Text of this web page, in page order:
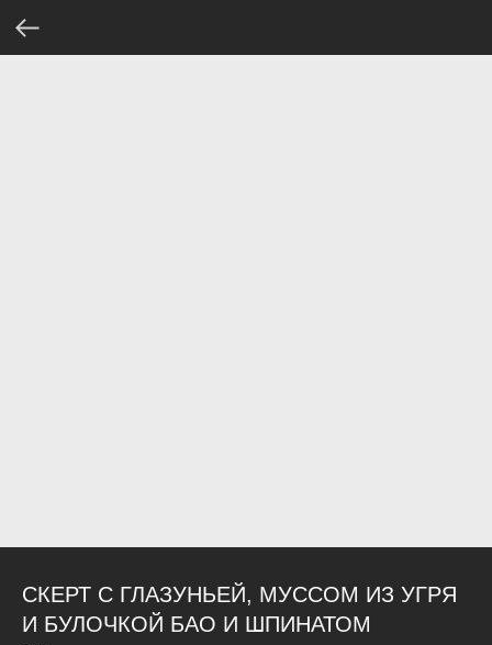
СКЕРТ С ГЛАЗУНЬЕЙ, МУССОМ ИЗ УГРЯ
И БУЛОЧКОЙ БАО И ШПИНАТОМ